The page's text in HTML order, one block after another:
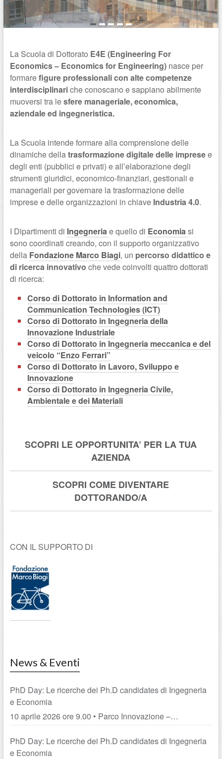
La Scuola di Dottorato E4E (Engineering For
Economics – Economics for Engineering)nasce per
formarefigure professionalicon alte competenze
interdisciplinariche conoscano e sappiano abilmente
muoversi tra lesfere manageriale, economica,
aziendale ed ingegneristica.
La Scuola intende formare alla comprensione delle
dinamiche dellatrasformazione digitale delle impresee
degli enti (pubblici e privati) e all’elaborazione degli
strumenti giuridici, economico-finanziari, gestionali e
manageriali per governare la trasformazione delle
imprese e delle organizzazioni in chiave Industria 4.0.
I Dipartimenti di Ingegneriae quello di Economiasi
sono coordinati creando, con il supporto organizzativo
della Fondazione Marco Biagi, un percorso didattico e
di ricerca innovativo che vede coinvolti quattro dottorati
di ricerca:
Corso di Dottorato in Information and
Communication Technologies (ICT)
Corso di Dottorato in Ingegneria della
Innovazione Industriale
Corso di Dottorato in Ingegneria meccanica e del
veicolo “Enzo Ferrari”
Corso di Dottorato in Lavoro, Sviluppo e
Innovazione
Corso di Dottorato in Ingegneria Civile,
Ambientale e dei Materiali
SCOPRI LE OPPORTUNITA’ PER LA TUA
AZIENDA
SCOPRI COME DIVENTARE
DOTTORANDO/A
CON IL SUPPORTO DI
News & Eventi
PhD Day: Le ricerche dei Ph.D candidates di Ingegneria
e Economia
10 aprile 2026 ore 9.00 • Parco Innovazione –
Emilia
PhD Day: Le ricerche dei Ph.D candidates di Ingegneria
e Economia